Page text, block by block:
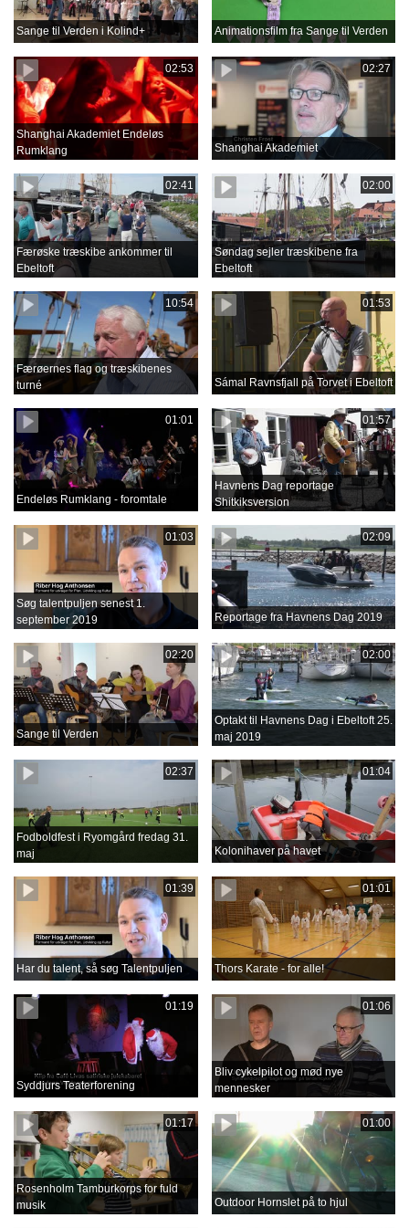
Sange til Verden i Kolind+ Animationsfilm fra Sange til Verden
02:53
Shanghai Akademiet Endeløs
Rumklang
02:27
Shanghai Akademiet
02:41
Færøske træskibe ankommer til
Ebeltoft
02:00
Søndag sejler træskibene fra
Ebeltoft
10:54
Færøernes flag og træskibenes
turné
01:53
Sámal Ravnsfjall på Torvet i Ebeltoft
01:01
Endeløs Rumklang - foromtale
01:57
Havnens Dag reportage
Shitkiksversion
01:03
Søg talentpuljen senest 1.
september 2019
02:09
Reportage fra Havnens Dag 2019
02:20
Sange til Verden
02:00
Optakt til Havnens Dag i Ebeltoft 25.
maj 2019
02:37
Fodboldfest i Ryomgård fredag 31.
maj
01:04
Kolonihaver på havet
01:39
Har du talent, så søg Talentpuljen
01:01
Thors Karate - for alle!
01:19
Syddjurs Teaterforening
01:06
Bliv cykelpilot og mød nye
mennesker
01:17
Rosenholm Tamburkorps for fuld
musik
01:00
Outdoor Hornslet på to hjul